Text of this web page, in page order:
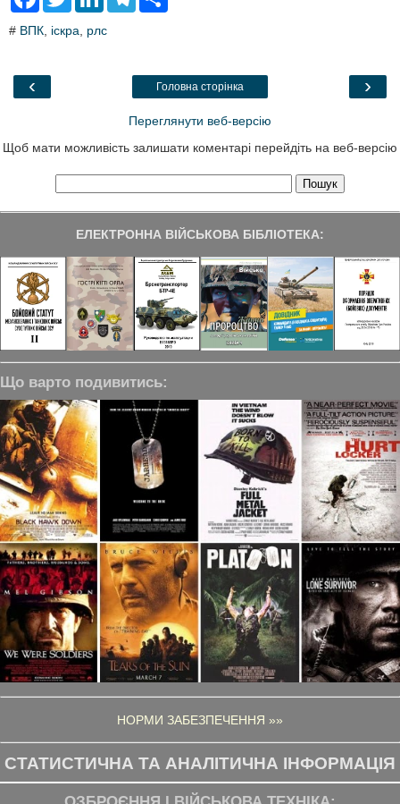
e
o
t
k
a
# ВПК іскра рлс
‹ ›
Головна сторінка
Переглянути веб-версію
Щоб мати можливість залишати коментарі перейдіть на веб-версію
ЕЛЕКТРОННА ВІЙСЬКОВА БІБЛІОТЕКА:
Що варто подивитись:
НОРМИ ЗАБЕЗПЕЧЕННЯ »»
СТАТИСТИЧНА ТА АНАЛІТИЧНА ІНФОРМАЦІЯ